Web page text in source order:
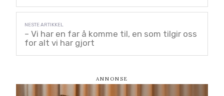
– Vi har en far å komme til, en som tilgir oss
for alt vi har gjort